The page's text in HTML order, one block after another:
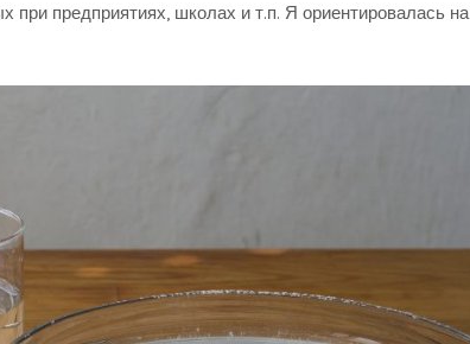
при предприятиях, школах и т.п. Я ориентировалась на